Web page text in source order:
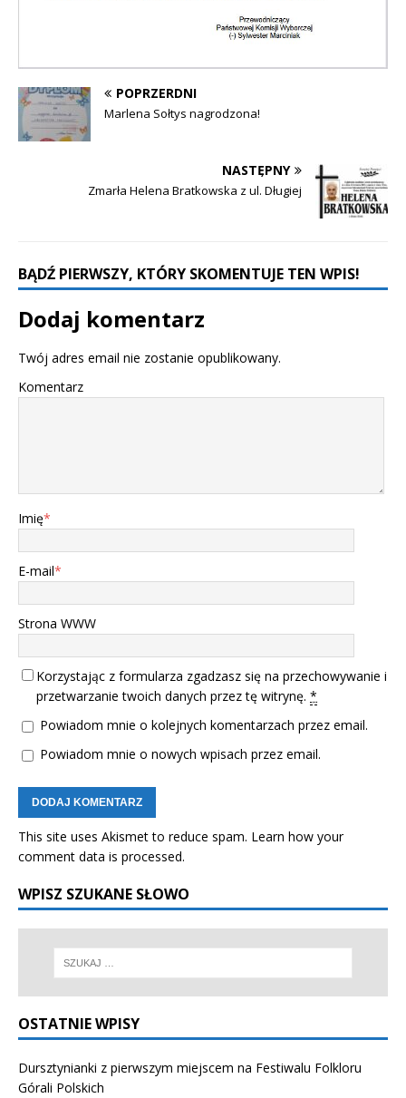
POPRZERDNI
Marlena Sołtys nagrodzona!
NASTĘPNY
Zmarła Helena Bratkowska z ul. Długiej
BĄDŹ PIERWSZY, KTÓRY SKOMENTUJE TEN WPIS!
Dodaj komentarz
Twój adres email nie zostanie opublikowany.
Komentarz
Imię*
E-mail*
Strona WWW
Korzystając z formularza zgadzasz się na przechowywanie i
przetwarzanie twoich danych przez tę witrynę. *
Powiadom mnie o kolejnych komentarzach przez email.
Powiadom mnie o nowych wpisach przez email.
This site uses Akismet to reduce spam. Learn how your
comment data is processed.
WPISZ SZUKANE SŁOWO
OSTATNIE WPISY
Dursztynianki z pierwszym miejscem na Festiwalu Folkloru
Górali Polskich